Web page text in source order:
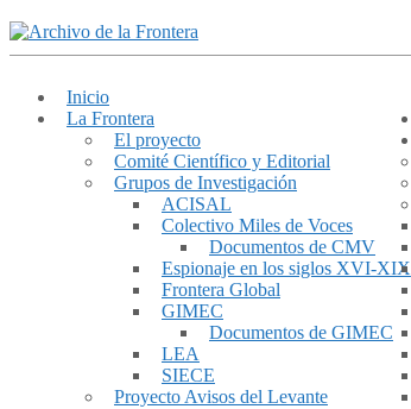
Inicio
La Frontera
El proyecto
Comité Científico y Editorial
Grupos de Investigación
ACISAL
Colectivo Miles de Voces
Documentos de CMV
Espionaje en los siglos XVI-XIX
Frontera Global
GIMEC
Documentos de GIMEC
LEA
SIECE
Proyecto Avisos del Levante